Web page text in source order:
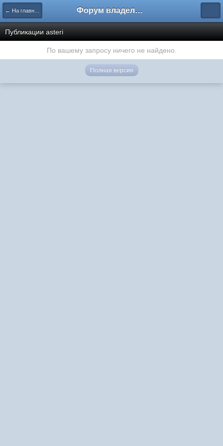
← На главную Форум владельцев интернет-магазинов
Публикации asteri
По вашему запросу ничего не найдено.
Полная версия